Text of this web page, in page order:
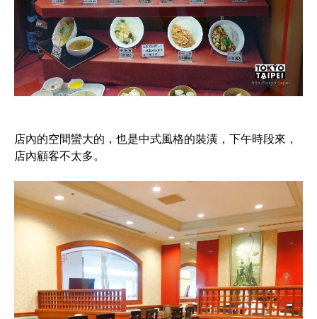
店內的空間蠻大的，也是中式風格的裝潢，下午時段來，
店內顧客不太多。